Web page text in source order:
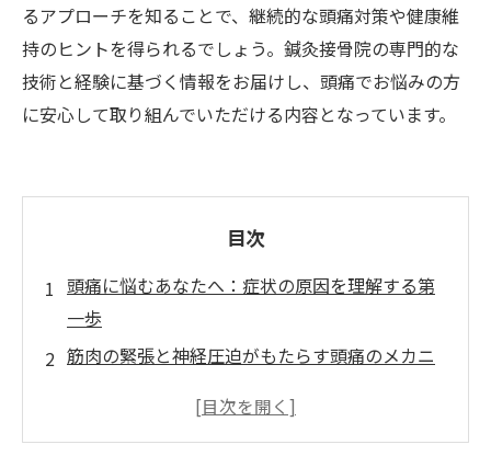
るアプローチを知ることで、継続的な頭痛対策や健康維
持のヒントを得られるでしょう。鍼灸接骨院の専門的な
技術と経験に基づく情報をお届けし、頭痛でお悩みの方
に安心して取り組んでいただける内容となっています。
目次
頭痛に悩むあなたへ：症状の原因を理解する第
一歩
筋肉の緊張と神経圧迫がもたらす頭痛のメカニ
鍼灸接骨院で行われる自然治癒力を高める施術